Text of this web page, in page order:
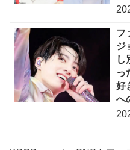
フ
ジ
し
っ
好
へ